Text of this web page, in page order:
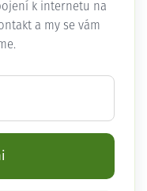
k internetu na
a my se vám